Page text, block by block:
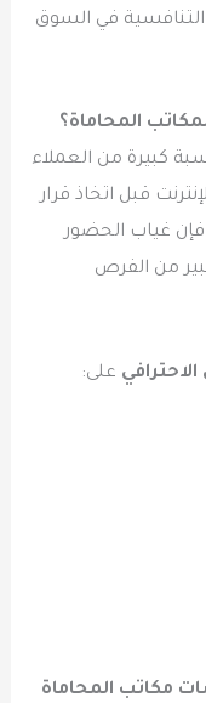
التنافسية في السوق
المحاماة؟
كبيرة من العملاء
قبل اتخاذ قرار
فإن غياب الحضور
من الفرص
على:
مكاتب المحاماة